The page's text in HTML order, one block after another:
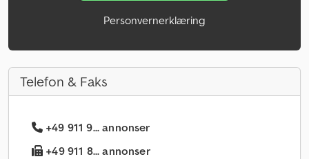
Personvernerklæring
Telefon & Faks
+49 911 9... annonser
+49 911 8... annonser